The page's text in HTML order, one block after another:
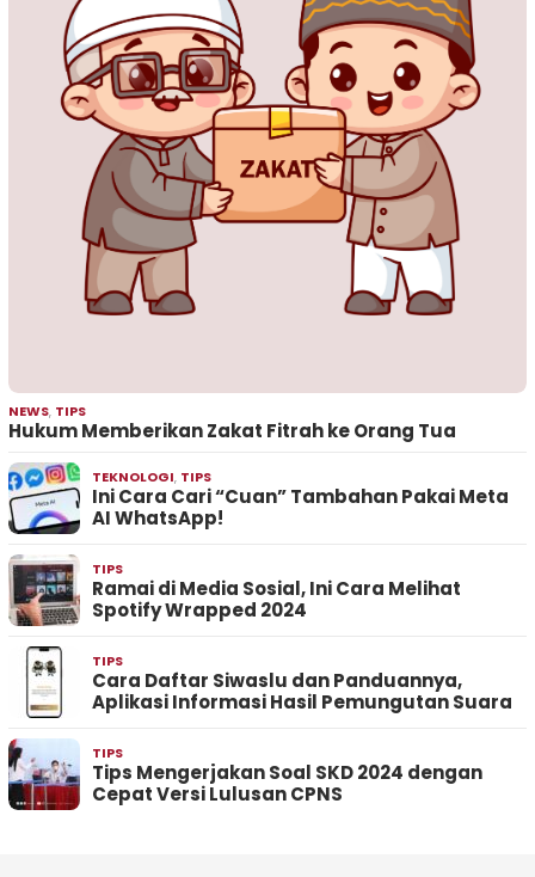
NEWS, TIPS
Hukum Memberikan Zakat Fitrah ke Orang Tua
TEKNOLOGI, TIPS
Ini Cara Cari “Cuan” Tambahan Pakai Meta
AI WhatsApp!
TIPS
Ramai di Media Sosial, Ini Cara Melihat
Spotify Wrapped 2024
TIPS
Cara Daftar Siwaslu dan Panduannya,
Aplikasi Informasi Hasil Pemungutan Suara
TIPS
Tips Mengerjakan Soal SKD 2024 dengan
Cepat Versi Lulusan CPNS